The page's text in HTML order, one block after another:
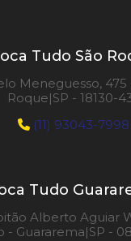
Tudo São
Meneguesso, 475
Roque|SP - 18130-
(11) 93043-7998
Tudo
Alberto Aguiar
- Guararema|SP -